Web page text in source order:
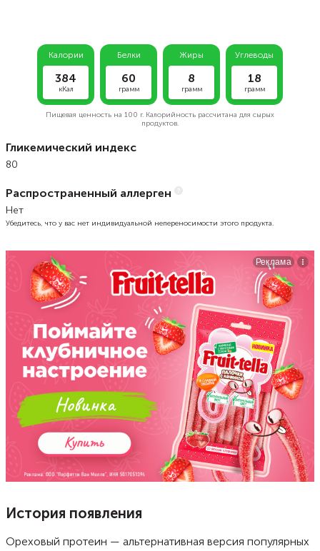
Калории
384
кКал
Белки
60
грамм
Жиры
8
грамм
Углеводы
18
грамм
Пищевая ценность на 100 г. Калорийность рассчитана для сырых
продуктов.
Гликемический индекс
80
Распространенный аллерген
Нет
Убедитесь, что у вас нет индивидуальной непереносимости этого продукта.
История появления
Ореховый протеин — альтернативная версия популярных